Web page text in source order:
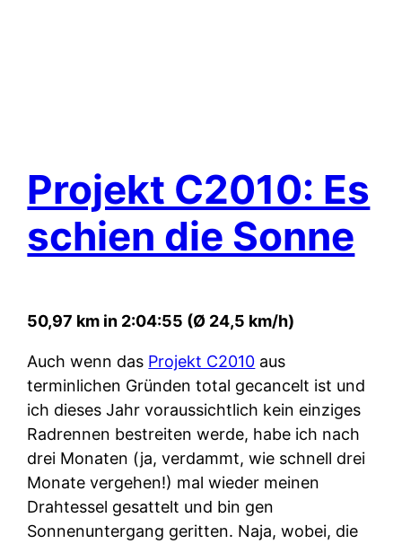
Projekt C2010: Es
schien die Sonne
50,97 km in 2:04:55 (Ø 24,5 km/h)
Auch wenn das Projekt C2010 aus
terminlichen Gründen total gecancelt ist und
ich dieses Jahr voraussichtlich kein einziges
Radrennen bestreiten werde, habe ich nach
drei Monaten (ja, verdammt, wie schnell drei
Monate vergehen!) mal wieder meinen
Drahtessel gesattelt und bin gen
Sonnenuntergang geritten. Naja, wobei, die